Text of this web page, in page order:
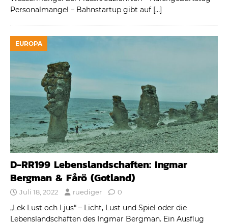
Personalmangel – Bahnstartup gibt auf […]
EUROPA
D-RR199 Lebenslandschaften: Ingmar
Bergman & Fårö (Gotland)
Juli 18, 2022 ruediger 0
„Lek Lust och Ljus“ – Licht, Lust und Spiel oder die
Lebenslandschaften des Ingmar Bergman. Ein Ausflug